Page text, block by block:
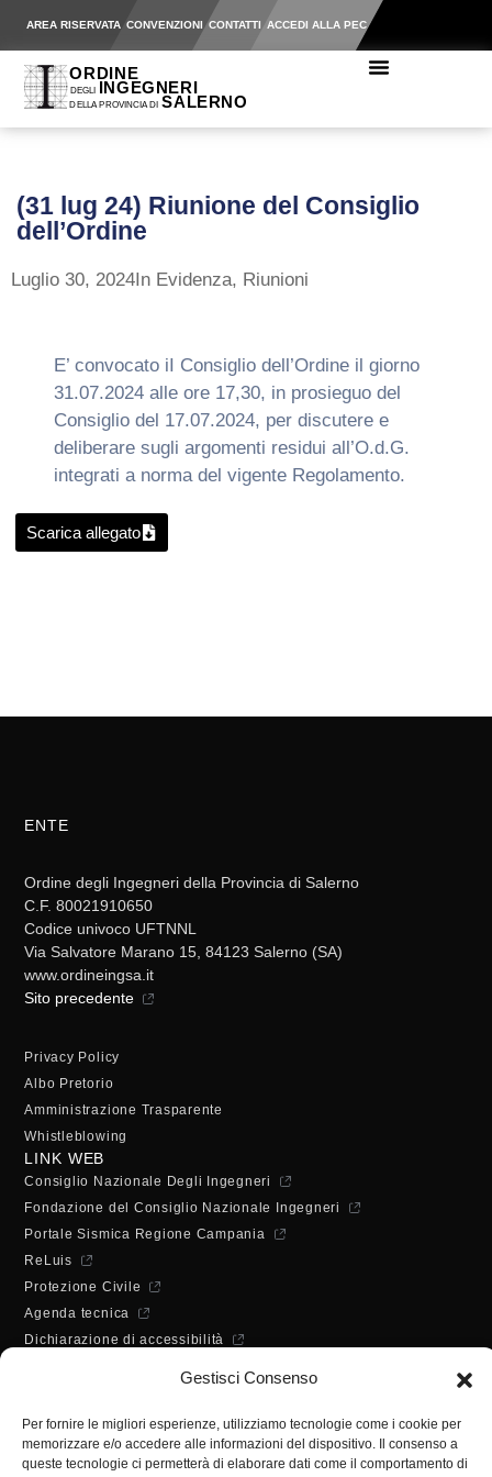
Gestisci Consenso
Per fornire le migliori esperienze, utilizziamo tecnologie come i cookie per
memorizzare e/o accedere alle informazioni del dispositivo. Il consenso a
queste tecnologie ci permetterà di elaborare dati come il comportamento di
AREA RISERVATA CONVENZIONI CONTATTI ACCEDI ALLA PEC
(31 lug 24) Riunione del Consiglio
dell’Ordine
Luglio 30, 2024In Evidenza, Riunioni
E’ convocato iI Consiglio dell’Ordine il giorno
31.07.2024 alle ore 17,30, in prosieguo del
Consiglio del 17.07.2024, per discutere e
deliberare sugli argomenti residui all’O.d.G.
integrati a norma del vigente Regolamento.
Scarica allegato
ENTE
Ordine degli Ingegneri della Provincia di Salerno
C.F. 80021910650
Codice univoco UFTNNL
Via Salvatore Marano 15, 84123 Salerno (SA)
www.ordineingsa.it
Sito precedente
Privacy Policy
Albo Pretorio
Amministrazione Trasparente
Whistleblowing
LINK WEB
Consiglio Nazionale Degli Ingegneri
Fondazione del Consiglio Nazionale Ingegneri
Portale Sismica Regione Campania
ReLuis
Protezione Civile
Agenda tecnica
Dichiarazione di accessibilità
Lunedì - Mercoledì - Venerdì:
Martedì - Giovedì:
10:00 - 12:00 / 14:30 - 16:30